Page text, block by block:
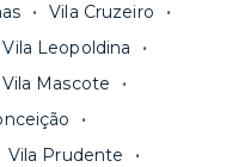
Vila Cruzeiro
Vila Leopoldina
Vila Mascote
Vila Prudente